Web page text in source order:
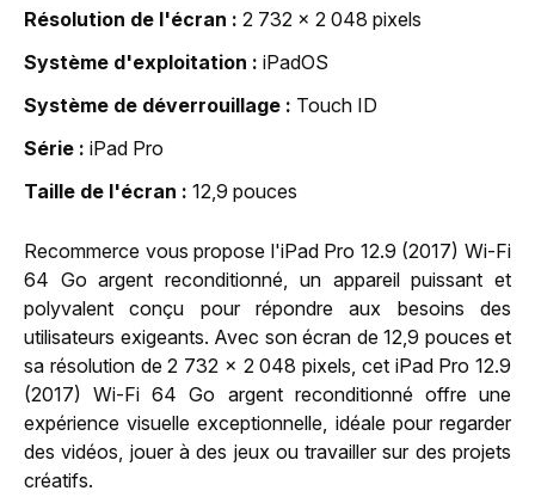
Résolution de l'écran
2 732 x 2 048 pixels
Système d'exploitation
iPadOS
Système de déverrouillage
Touch ID
Série
iPad Pro
Taille de l'écran
12,9 pouces
Recommerce vous propose l'iPad Pro 12.9 (2017) Wi-Fi
64 Go argent reconditionné, un appareil puissant et
polyvalent conçu pour répondre aux besoins des
utilisateurs exigeants. Avec son écran de 12,9 pouces et
sa résolution de 2 732 x 2 048 pixels, cet iPad Pro 12.9
(2017) Wi-Fi 64 Go argent reconditionné offre une
expérience visuelle exceptionnelle, idéale pour regarder
des vidéos, jouer à des jeux ou travailler sur des projets
créatifs.